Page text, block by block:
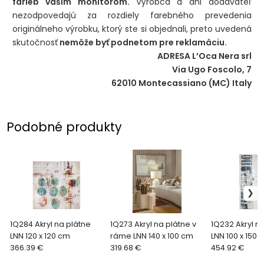
nezodpovedajú za rozdiely farebného prevedenia
originálneho výrobku, ktorý ste si objednali, preto uvedená
skutočnosť nemôže byť podnetom pre reklamáciu.
ADRESA L’Oca Nera srl
Via Ugo Foscolo, 7
62010 Montecassiano (MC) Italy
Podobné produkty
1Q284 Akryl na plátne
LNN 120 x 120 cm
366.39 €
1Q273 Akryl na plátne v
ráme LNN 140 x 100 cm
319.68 €
1Q232 Akryl
LNN 100 x 150
454.92 €